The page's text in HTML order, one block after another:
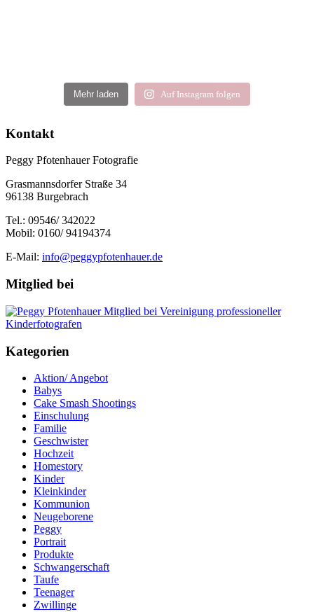
Mehr laden Auf Instagram folgen
Kontakt
Peggy Pfotenhauer Fotografie
Grasmannsdorfer Straße 34
96138 Burgebrach
Tel.: 09546/ 342022
Mobil: 0160/ 94194374
E-Mail: info@peggypfotenhauer.de
Mitglied bei
Kategorien
Aktion/ Angebot
Babys
Cake Smash Shootings
Einschulung
Familie
Geschwister
Hochzeit
Homestory
Kinder
Kleinkinder
Kommunion
Neugeborene
Peggy
Portrait
Produkte
Schwangerschaft
Taufe
Teenager
Zwillinge